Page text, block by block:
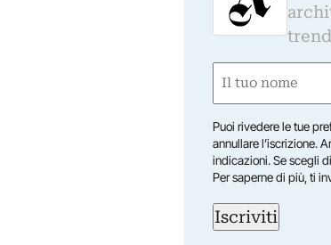
Nome
First
Puoi rivedere le tue
annullare l’iscrizione.
indicazioni. Se scegli
Per saperne di più, ti
Iscriviti